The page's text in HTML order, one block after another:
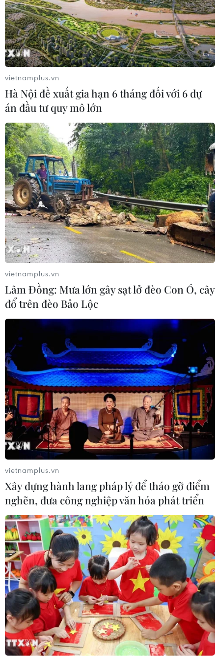
Trung Quốc vận hành giàn phát điện
gió nổi đầu tiên chịu được bão cấp 17
06/08/2026 11:20
Hàn Quốc xác nhận Triều Tiên
phóng ít nhất 1 tên lửa đạn đạo tầm
ngắn
06/08/2026 09:41
Quân đội Hàn Quốc thông báo Triều
Tiên phóng vật thể chưa xác định
06/08/2026 08:31
Dấu mốc quan trọng trong quan hệ
Việt Nam-Australia
06/08/2026 08:29
Hàn Quốc tăng cường giải pháp
ngăn chặn đánh bạc trực tuyến trong
quân đội
06/08/2026 04:52
Tổng Bí thư, Chủ tịch nước Tô Lâm
sẽ thăm cấp Nhà nước tới Australia và
New Zealand
06/08/2026 04:30
Mỹ phát tín hiệu ủng hộ ổn định
đồng won của Hàn Quốc
05/08/2026 23:26
Nhật Bản: Nội các thông qua chính
sách giảm thuế tiêu thụ thực phẩm
xuống 1%
05/08/2026 15:30
Xem thêm
vietnamplus.vn
Hà Nội đề xuất gia hạn 6 tháng đối với 6 dự
án đầu tư quy mô lớn
vietnamplus.vn
Lâm Đồng: Mưa lớn gây sạt lở đèo Con Ó, cây
đổ trên đèo Bảo Lộc
vietnamplus.vn
Xây dựng hành lang pháp lý để tháo gỡ điểm
nghẽn, đưa công nghiệp văn hóa phát triển